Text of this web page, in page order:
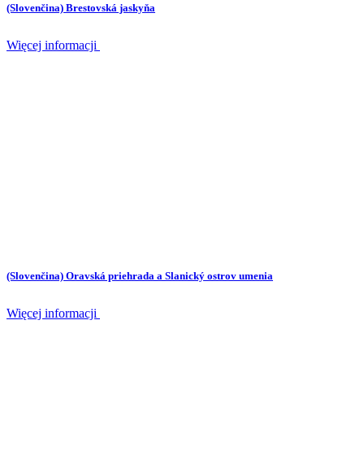
(Slovenčina) Brestovská jaskyňa
Więcej informacji
(Slovenčina) Oravská priehrada a Slanický ostrov umenia
Więcej informacji